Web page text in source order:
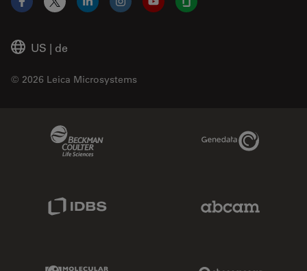
US | de
© 2026 Leica Microsystems
Facebook
X LinkedInInstagramYouTubeGlassdoor
Genedata Link
Molecular Devices Link